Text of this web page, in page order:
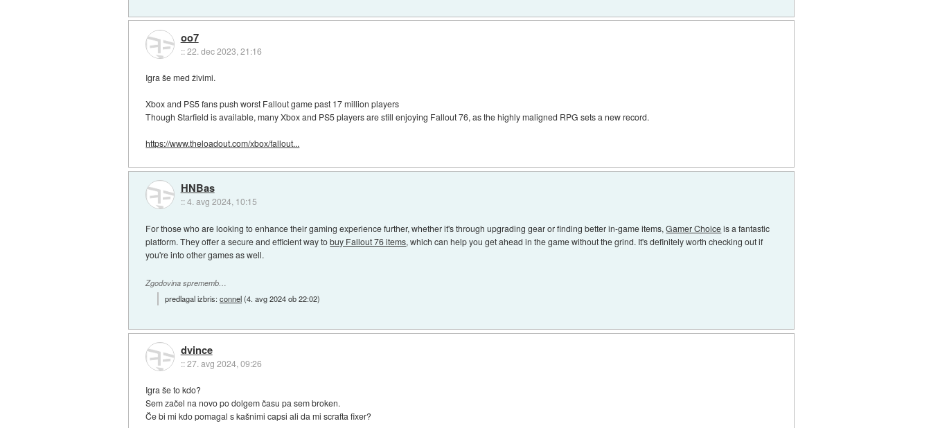
oo7
::22. dec 2023, 21:16
Igra še med živimi.
Xbox and PS5 fans push worst Fallout game past 17 million players
Though Starfield is available, many Xbox and PS5 players are still enjoying Fallout 76, as the highly maligned RPG sets a new record.
https://www.theloadout.com/xbox/fallout...
HNBas
::4. avg 2024, 10:15
For those who are looking to enhance their gaming experience further, whether it's through upgrading gear or finding better in-game items,Gamer Choiceis a fantastic
platform. They offer a secure and efficient way tobuy Fallout 76 items, which can help you get ahead in the game without the grind. It's definitely worth checking out if
you're into other games as well.
Zgodovina sprememb…
predlagal izbris:connel(4. avg 2024 ob 22:02)
dvince
::27. avg 2024, 09:26
Igra še to kdo?
Sem začel na novo po dolgem času pa sem broken.
Če bi mi kdo pomagal s kašnimi capsi ali da mi scrafta fixer?